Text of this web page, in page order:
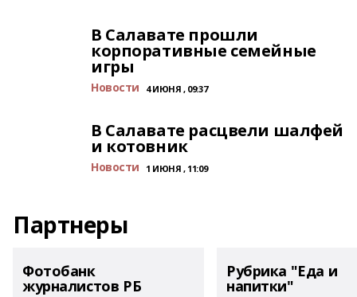
В Салавате прошли
корпоративные семейные
игры
Новости 4 ИЮНЯ , 09:37
В Салавате расцвели шалфей
и котовник
Новости 1 ИЮНЯ , 11:09
Партнеры
Фотобанк
журналистов РБ
Рубрика "Еда и
напитки"